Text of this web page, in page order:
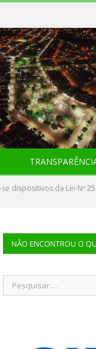
se dispositivos da Lei Nº
NÃO ENCONTROU O